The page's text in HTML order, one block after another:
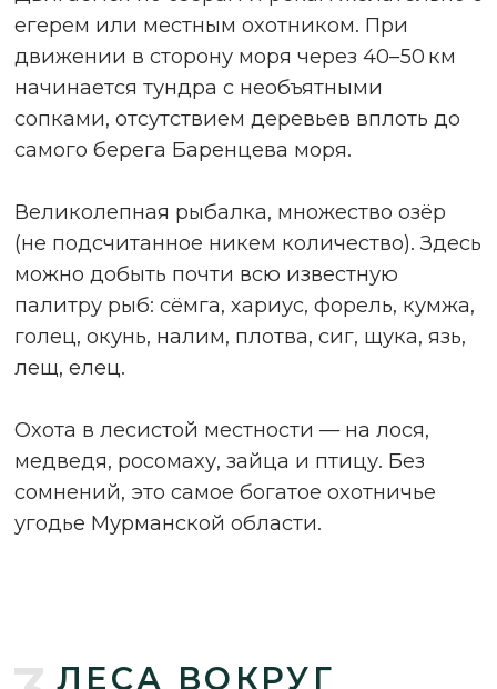
ЛЕСА ВОКРУГ
ВЕРХНЕТУЛОМСКОГО
ВОДОХРАНИЛИЩА
Никель
с центром в небольшом поселке
Верхнетуломский прямо на берегу
водохранилища.
Длина самого озера от начала до устья
впадающих рек более 150 км.
Колоссальное количество путиков, трасс,
И все это на фоне бесконечного густого
Рекомендую и настаиваю – приглашать
местного егеря.Эта локация – рай для
ваших руках.
3